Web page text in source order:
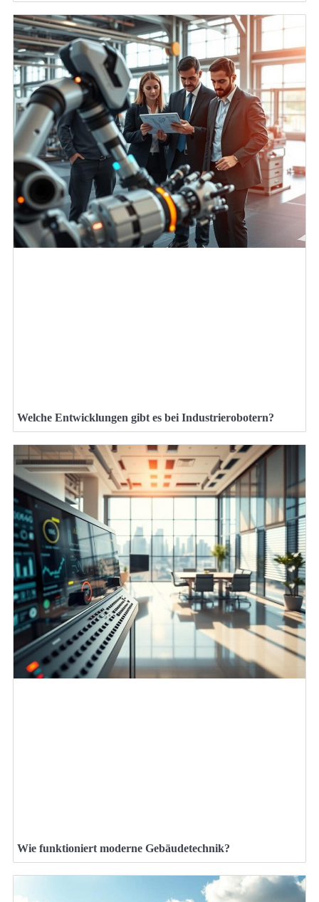
Welche Entwicklungen gibt es bei Industrierobotern?
Wie funktioniert moderne Gebäudetechnik?